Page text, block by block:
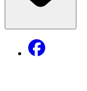
Facebook